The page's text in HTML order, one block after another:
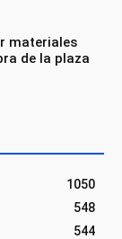
materiales
de la plaza
1050
548
544